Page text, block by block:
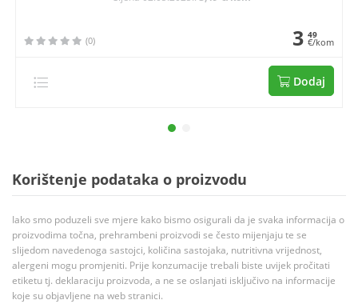
(0) 3 49
€/kom
Dodaj
Korištenje podataka o proizvodu
Iako smo poduzeli sve mjere kako bismo osigurali da je svaka informacija o
proizvodima točna, prehrambeni proizvodi se često mijenjaju te se
slijedom navedenoga sastojci, količina sastojaka, nutritivna vrijednost,
alergeni mogu promjeniti. Prije konzumacije trebali biste uvijek pročitati
etiketu tj. deklaraciju proizvoda, a ne se oslanjati isključivo na informacije
koje su objavljene na web stranici.